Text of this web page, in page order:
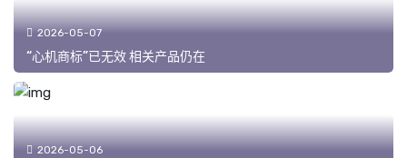
2026-05-07
“心机商标”已无效 相关产品仍在
2026-05-06